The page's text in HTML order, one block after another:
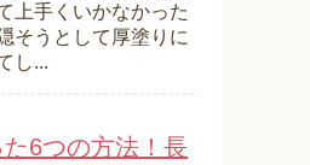
上手くいかなかった
そうとして厚塗りに
し...
6つの方法！長